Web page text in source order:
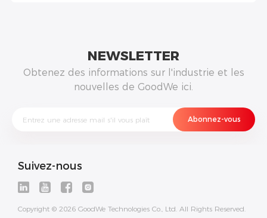
NEWSLETTER
Obtenez des informations sur l'industrie et les
nouvelles de GoodWe ici.
Suivez-nous
Copyright © 2026 GoodWe Technologies Co., Ltd. All Rights Reserved.